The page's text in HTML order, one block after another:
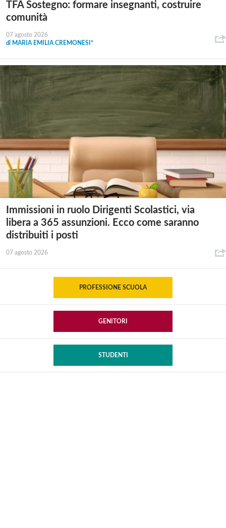
TFA Sostegno: formare insegnanti, costruire
comunità
07 agosto 2026
di MARIA EMILIA CREMONESI*
Immissioni in ruolo Dirigenti Scolastici, via
libera a 365 assunzioni. Ecco come saranno
distribuiti i posti
07 agosto 2026
PROFESSIONE SCUOLA
GENITORI
STUDENTI